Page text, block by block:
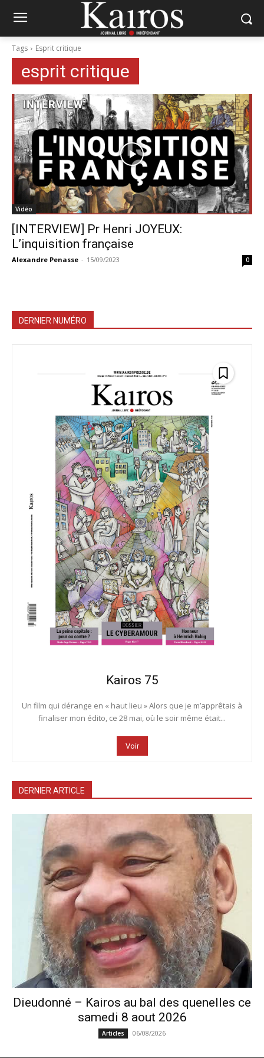
Tags Esprit critique
esprit critique
Vidéo
[INTERVIEW] Pr Henri JOYEUX:
L’inquisition française
Alexandre Penasse - 15/09/2023 0
DERNIER NUMÉRO
Kairos 75
Un film qui dérange en « haut lieu » Alors que je m’apprêtais à
finaliser mon édito, ce 28 mai, où le soir même était...
Voir
DERNIER ARTICLE
Dieudonné – Kairos au bal des quenelles ce
samedi 8 aout 2026
Articles 06/08/2026